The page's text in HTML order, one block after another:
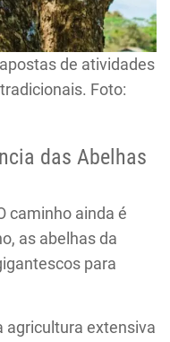
de atividades
Foto:
das Abelhas
caminho ainda é
as abelhas da
para
agricultura extensiva